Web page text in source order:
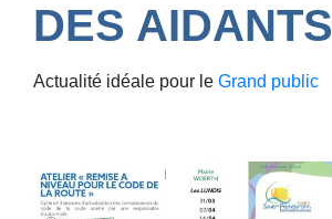
DES AIDANTS
Actualité idéale pour le Grand public